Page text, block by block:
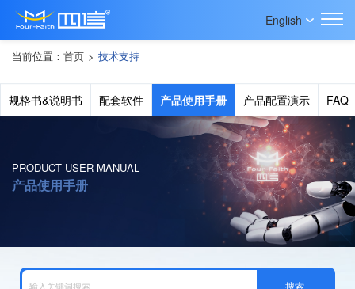
English
当前位置： 首页 > 技术支持
规格书&说明书 配套软件 产品使用手册 产品配置演示 FAQ
PRODUCT USER MANUAL
产品使用手册